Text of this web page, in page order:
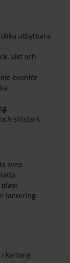
utbytbara
vikt och
ovanför
slitstark
svep
plast
lackering
i kartong